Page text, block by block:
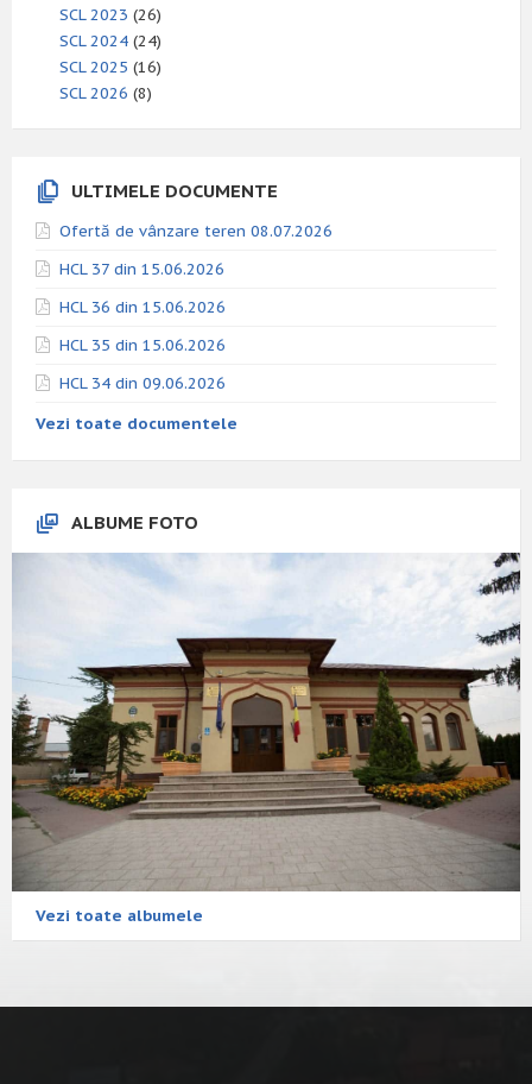
SCL 2023 (26)
SCL 2024 (24)
SCL 2025 (16)
SCL 2026 (8)
ULTIMELE DOCUMENTE
Ofertă de vânzare teren 08.07.2026
HCL 37 din 15.06.2026
HCL 36 din 15.06.2026
HCL 35 din 15.06.2026
HCL 34 din 09.06.2026
Vezi toate documentele
ALBUME FOTO
Vezi toate albumele